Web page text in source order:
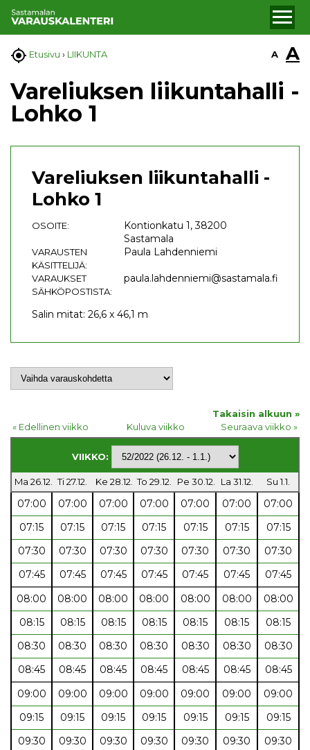
 Etusivu › LIIKUNTA A A
Vareliuksen liikuntahalli -
Lohko 1
Vareliuksen liikuntahalli -
Lohko 1
OSOITE:
Kontionkatu 1, 38200
Sastamala
VARAUSTEN
KÄSITTELIJÄ:
Paula Lahdenniemi
VARAUKSET
SÄHKÖPOSTISTA:
paula.lahdenniemi@sastamala.fi
Salin mitat: 26,6 x 46,1 m
Takaisin alkuun »
« Edellinen viikko
Kuluva viikko Seuraava viikko »
VIIKKO:
Ma 26.12. Ti 27.12. Ke 28.12. To 29.12. Pe 30.12. La 31.12. Su 1.1.
07:00 07:00 07:00 07:00 07:00 07:00
07:00
07:15
07:15 07:15 07:15 07:15 07:15
07:15
07:30
07:30 07:30 07:30 07:30 07:30
07:30
07:45
07:45 07:45 07:45 07:45 07:45
07:45
08:00
08:00 08:00 08:00 08:00 08:00
08:00
08:15
08:15 08:15 08:15 08:15 08:15
08:15
08:30
08:30 08:30 08:30 08:30 08:30
08:30
08:45
08:45 08:45 08:45 08:45 08:45
08:45
09:00
09:00 09:00 09:00 09:00 09:00
09:00
09:15
09:15 09:15 09:15 09:15 09:15
09:15
09:30
09:30 09:30 09:30 09:30 09:30
09:30